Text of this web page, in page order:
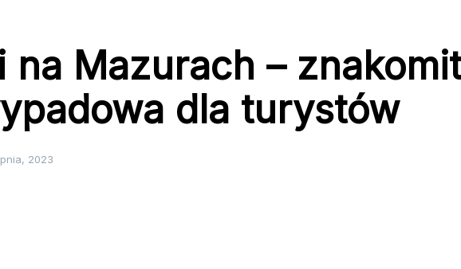
na Mazurach –
dla turystów
2023